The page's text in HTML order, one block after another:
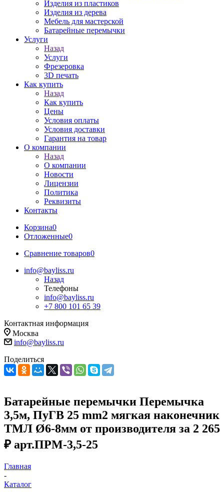
Изделия из пластиков
Изделия из дерева
Мебель для мастерской
Батарейные перемычки
Услуги
Назад
Услуги
Фрезеровка
3D печать
Как купить
Назад
Как купить
Цены
Условия оплаты
Условия доставки
Гарантия на товар
О компании
Назад
О компании
Новости
Лицензии
Политика
Реквизиты
Контакты
Корзина0
Отложенные0
Сравнение товаров0
info@bayliss.ru
Назад
Телефоны
info@bayliss.ru
+7 800 101 65 39
Контактная информация
Москва
info@bayliss.ru
Поделиться
Батарейные перемычки Перемычка
3,5м, ПуГВ 25 mm2 мягкая наконечник
ТМЛ Ø6-8мм от производителя за 2 265
₽ арт.ПРМ-3,5-25
Главная
-
Каталог